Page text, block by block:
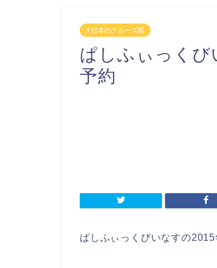
3 日本のクルーズ船
ぱしふぃっく
予約
ぱしふぃっくびいなすの